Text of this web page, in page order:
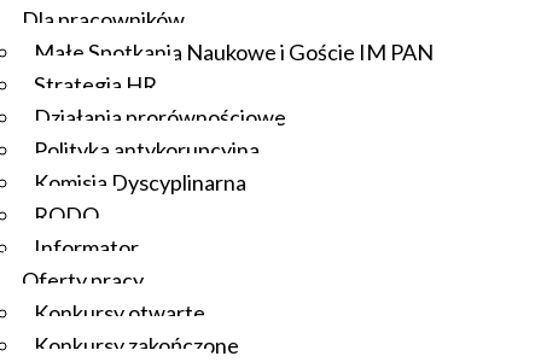
Dla pracowników
Małe Spotkania Naukowe i Goście IM PAN
Strategia HR
Działania prorównościowe
Polityka antykorupcyjna
Komisja Dyscyplinarna
RODO
Informator
Oferty pracy
Konkursy otwarte
Konkursy zakończone